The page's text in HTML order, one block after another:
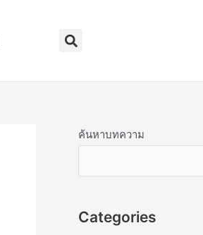
Search
ค้นหาบทความ
Categories